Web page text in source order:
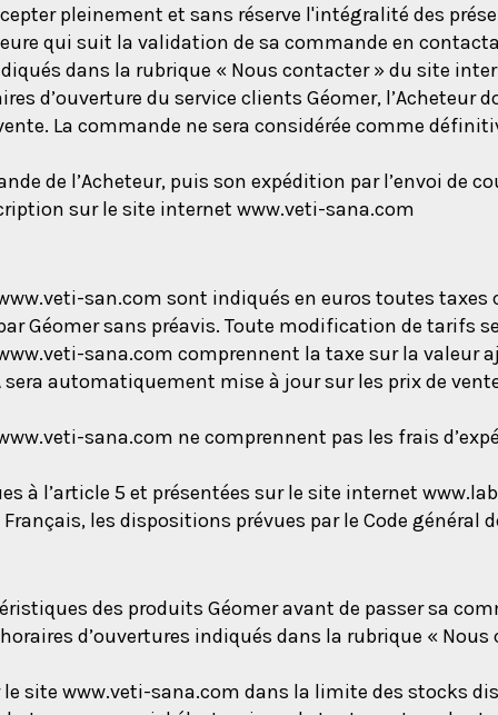
pleinement et sans réserve l'intégralité des
qui suit la validation de sa commande en
dans la rubrique « Nous contacter » du site
d’ouverture du service clients Géomer,
La commande ne sera considérée comme
de l’Acheteur, puis son expédition par l’envoi de
sur le site internet www.veti-sana.com
san.com sont indiqués en euros toutes
Géomer sans préavis. Toute modification de tarifs
sana.com comprennent la taxe sur la valeur
automatiquement mise à jour sur les prix de
sana.com ne comprennent pas les frais
à l’article 5 et présentées sur le site internet
les dispositions prévues par le Code général
des produits Géomer avant de passer sa
d’ouvertures indiqués dans la rubrique «
site www.veti-sana.com dans la limite des stocks